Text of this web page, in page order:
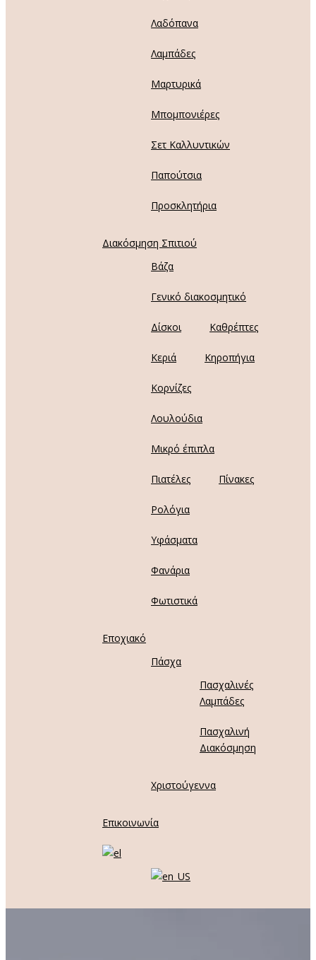
Λαδόπανα
Λαμπάδες
Μαρτυρικά
Μπομπονιέρες
Σετ Καλλυντικών
Παπούτσια
Προσκλητήρια
Διακόσμηση Σπιτιού
Βάζα
Γενικό διακοσμητικό
Δίσκοι Καθρέπτες
Κεριά Κηροπήγια
Κορνίζες
Λουλούδια
Μικρό έπιπλα
Πιατέλες Πίνακες
Ρολόγια
Υφάσματα
Φανάρια
Φωτιστικά
Εποχιακό
Πάσχα
Πασχαλινές
Λαμπάδες
Πασχαλινή
Διακόσμηση
Χριστούγεννα
Επικοινωνία